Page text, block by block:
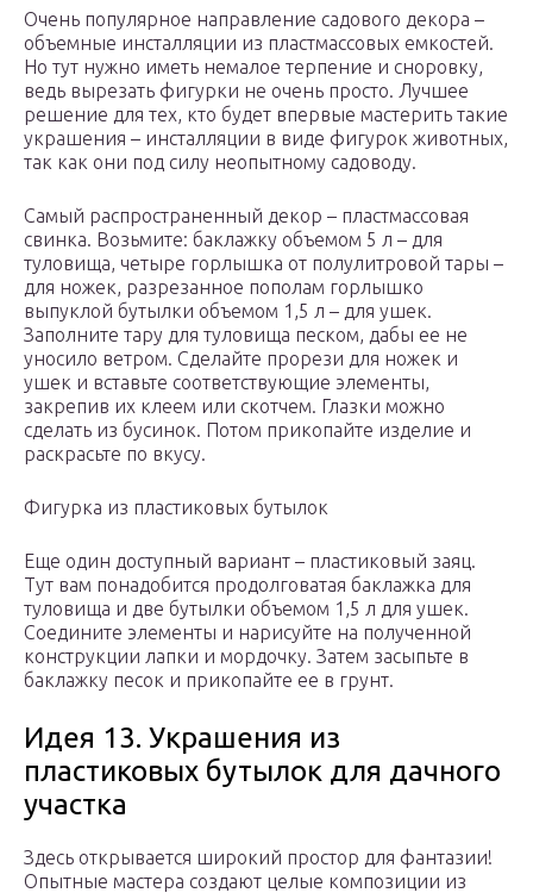
Очень популярное направление садового декора –
объемные инсталляции из пластмассовых емкостей.
Но тут нужно иметь немалое терпение и сноровку,
ведь вырезать фигурки не очень просто. Лучшее
решение для тех, кто будет впервые мастерить такие
украшения – инсталляции в виде фигурок животных,
так как они под силу неопытному садоводу.
Самый распространенный декор – пластмассовая
свинка. Возьмите: баклажку объемом 5 л – для
туловища, четыре горлышка от полулитровой тары –
для ножек, разрезанное пополам горлышко
выпуклой бутылки объемом 1,5 л – для ушек.
Заполните тару для туловища песком, дабы ее не
уносило ветром. Сделайте прорези для ножек и
ушек и вставьте соответствующие элементы,
закрепив их клеем или скотчем. Глазки можно
сделать из бусинок. Потом прикопайте изделие и
раскрасьте по вкусу.
Фигурка из пластиковых бутылок
Еще один доступный вариант – пластиковый заяц.
Тут вам понадобится продолговатая баклажка для
туловища и две бутылки объемом 1,5 л для ушек.
Соедините элементы и нарисуйте на полученной
конструкции лапки и мордочку. Затем засыпьте в
баклажку песок и прикопайте ее в грунт.
Идея 13. Украшения из
пластиковых бутылок для дачного
участка
Здесь открывается широкий простор для фантазии!
Опытные мастера создают целые композиции из